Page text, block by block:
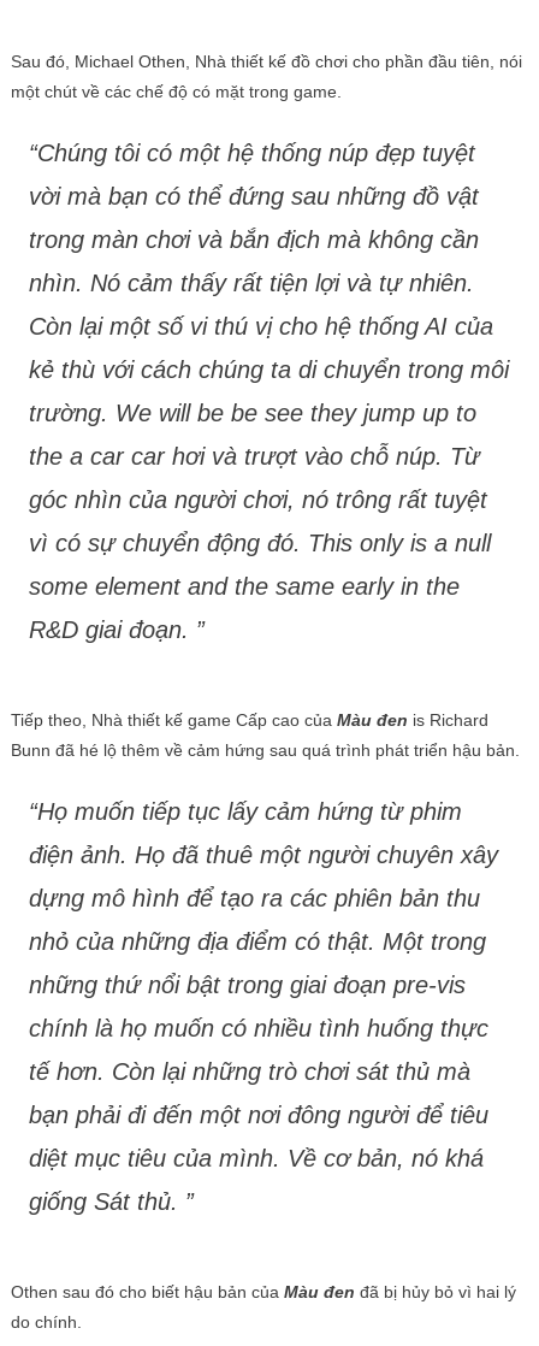
Sau đó, Michael Othen, Nhà thiết kế đồ chơi cho phần đầu tiên, nói
một chút về các chế độ có mặt trong game.
“Chúng tôi có một hệ thống núp đẹp tuyệt
vời mà bạn có thể đứng sau những đồ vật
trong màn chơi và bắn địch mà không cần
nhìn. Nó cảm thấy rất tiện lợi và tự nhiên.
Còn lại một số vi thú vị cho hệ thống AI của
kẻ thù với cách chúng ta di chuyển trong môi
trường. We will be be see they jump up to
the a car car hơi và trượt vào chỗ núp. Từ
góc nhìn của người chơi, nó trông rất tuyệt
vì có sự chuyển động đó. This only is a null
some element and the same early in the
R&D giai đoạn. ”
Tiếp theo, Nhà thiết kế game Cấp cao của Màu đen is Richard
Bunn đã hé lộ thêm về cảm hứng sau quá trình phát triển hậu bản.
“Họ muốn tiếp tục lấy cảm hứng từ phim
điện ảnh. Họ đã thuê một người chuyên xây
dựng mô hình để tạo ra các phiên bản thu
nhỏ của những địa điểm có thật. Một trong
những thứ nổi bật trong giai đoạn pre-vis
chính là họ muốn có nhiều tình huống thực
tế hơn. Còn lại những trò chơi sát thủ mà
bạn phải đi đến một nơi đông người để tiêu
diệt mục tiêu của mình. Về cơ bản, nó khá
giống Sát thủ. ”
Othen sau đó cho biết hậu bản của Màu đen đã bị hủy bỏ vì hai lý
do chính.